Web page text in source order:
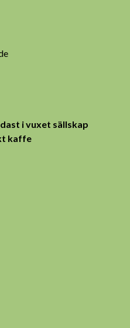
i vuxet sällskap
kaffe